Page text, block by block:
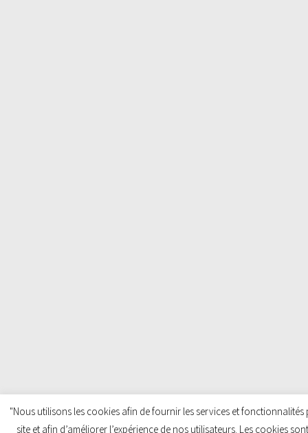
"Nous utilisons les cookies afin de fournir les services et
site et afin d’améliorer l’expérience de nos utilisateurs. Les cookies